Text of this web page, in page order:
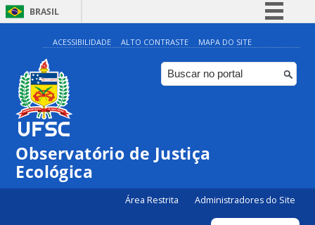
BRASIL
Simplifique!
Comunica BR
Participe
Canais
ACESSIBILIDADE ALTO CONTRASTE MAPA DO SITE
Observatório de Justiça
Ecológica
Área Restrita Administradores do Site